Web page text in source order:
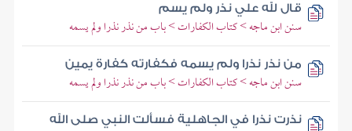
قال لله علي نذر ولم يسم
سنن ابن ماجه > كتاب الكفارات > باب من نذر نذرا ولم يسمه
من نذر نذرا ولم يسمه فكفارته كفارة يمين
سنن ابن ماجه > كتاب الكفارات > باب من نذر نذرا ولم يسمه
نذرت نذرا في الجاهلية فسألت النبي صلى الله